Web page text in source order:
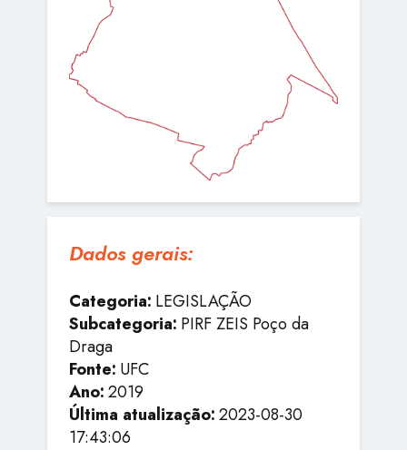
Dados gerais:
Categoria: LEGISLAÇÃO
Subcategoria: PIRF ZEIS Poço da
Draga
Fonte: UFC
Ano:2019
Última atualização:2023-08-30
17:43:06